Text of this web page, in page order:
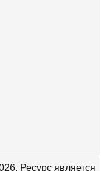
Ресурс является